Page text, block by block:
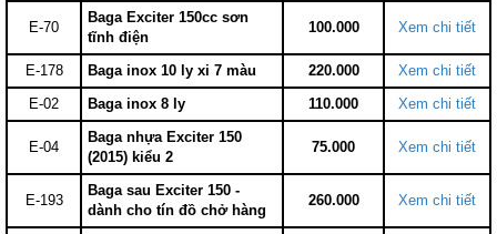
E-70
Baga Exciter 150cc sơn
tĩnh điện
100.000 Xem chi tiết
E-178 Baga inox 10 ly xi 7 màu 220.000
Xem chi tiết
E-02
Baga inox 8 ly 110.000 Xem chi tiết
E-04
Baga nhựa Exciter 150
(2015) kiểu 2
75.000 Xem chi tiết
E-193
Baga sau Exciter 150 -
dành cho tín đồ chở hàng
260.000 Xem chi tiết